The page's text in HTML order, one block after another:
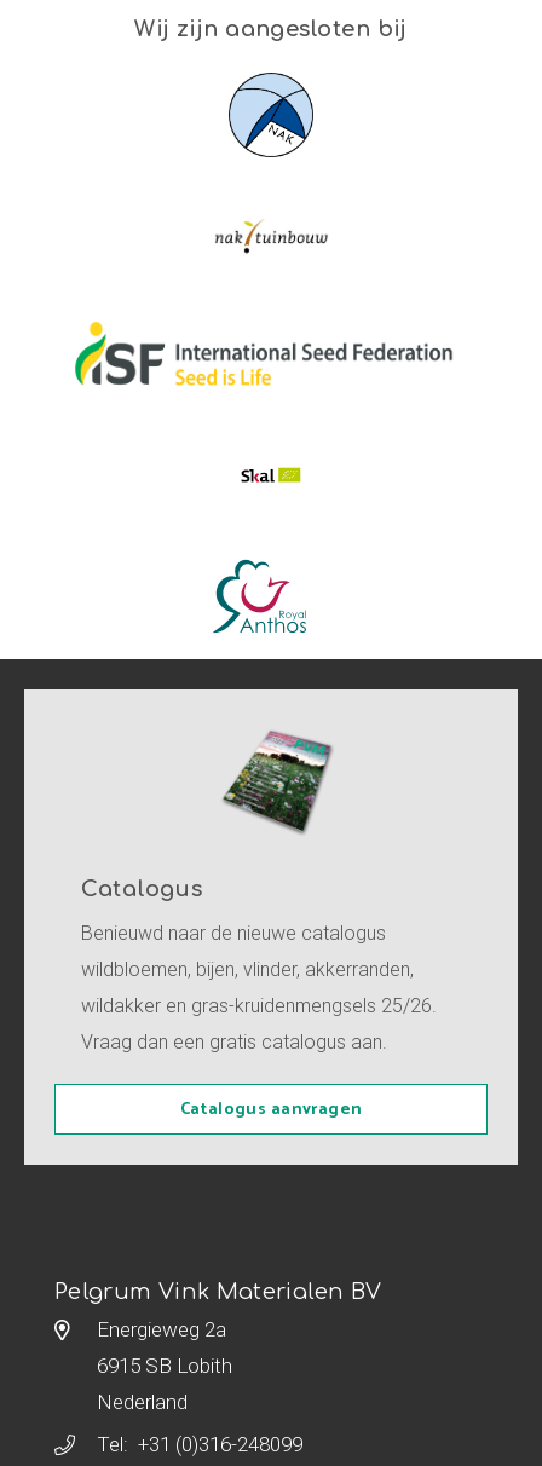
Wij zijn aangesloten bij
Catalogus
Benieuwd naar de nieuwe catalogus
wildbloemen, bijen, vlinder, akkerranden,
wildakker en gras-kruidenmengsels 25/26.
Vraag dan een gratis catalogus aan.
Catalogus aanvragen
Pelgrum Vink Materialen BV
Energieweg 2a
6915 SB Lobith
Nederland
Tel: +31 (0)316-248099